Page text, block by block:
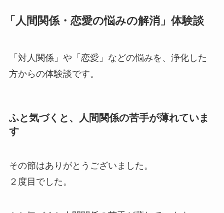
「人間関係・恋愛の悩みの解消」体験談
「対人関係」や「恋愛」などの悩みを、浄化した
方からの体験談です。
ふと気づくと、人間関係の苦手が薄れていま
す
その節はありがとうございました。
２度目でした。